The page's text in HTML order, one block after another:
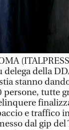
delega della
stanno
persone, tutte
e traffico
dal gip